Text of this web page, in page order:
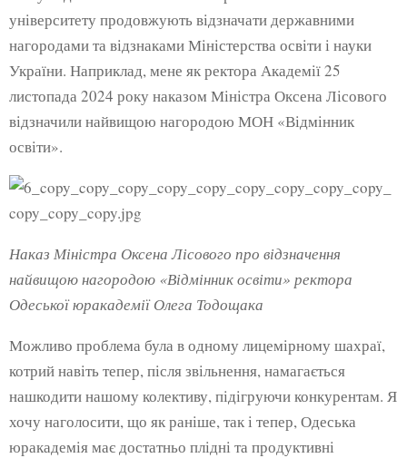
університету продовжують відзначати державними
нагородами та відзнаками Міністерства освіти і науки
України. Наприклад, мене як ректора Академії 25
листопада 2024 року наказом Міністра Оксена Лісового
відзначили найвищою нагородою МОН «Відмінник
освіти».
Наказ Міністра Оксена Лісового про відзначення
найвищою нагородою «Відмінник освіти» ректора
Одеської юракадемії Олега Тодощака
Можливо проблема була в одному лицемірному шахраї,
котрий навіть тепер, після звільнення, намагається
нашкодити нашому колективу, підігруючи конкурентам. Я
хочу наголосити, що як раніше, так і тепер, Одеська
юракадемія має достатньо плідні та продуктивні